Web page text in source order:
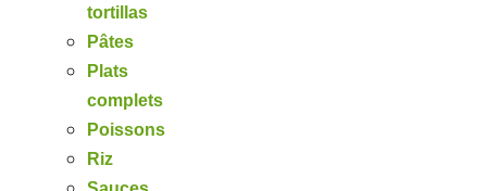
tortillas
Pâtes
Plats
complets
Poissons
Riz